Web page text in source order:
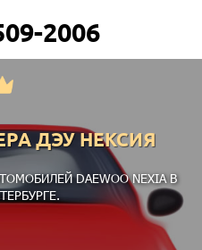
2006
ДЭУ НЕКСИЯ
DAEWOO NEXIA В